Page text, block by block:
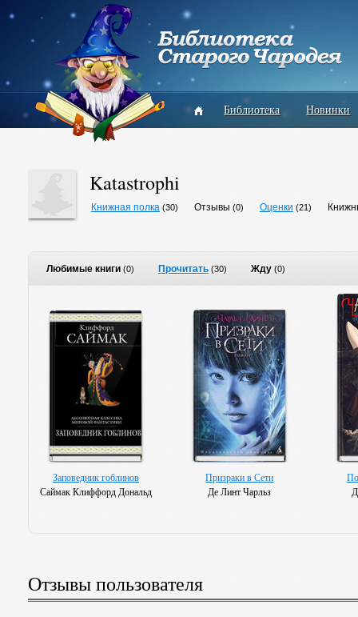
Библиотека Новинки
Katastrophi
Книжная полка (30) Отзывы (0) Оценки (21)
Любимые книги (0) Прочитать (30) Жду (0)
Заповедник гоблинов
Саймак Клиффорд Дональд
Призраки в Сети
Де Линт Чарльз
Отзывы пользователя